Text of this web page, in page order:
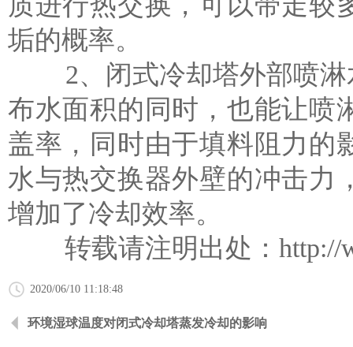
垢的概率。
2、闭式冷却塔外部喷淋
布水面积的同时，也能让喷
盖率，同时由于填料阻力的
水与热交换器外壁的冲击力
增加了冷却效率。
转载请注明出处： http://
2020/06/10 11:18:48
环境湿球温度对闭式冷却塔蒸发冷却的影响